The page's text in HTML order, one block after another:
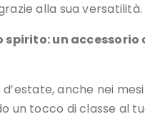
alla sua versatilità.
un accessorio
anche nei
un tocco di classe al